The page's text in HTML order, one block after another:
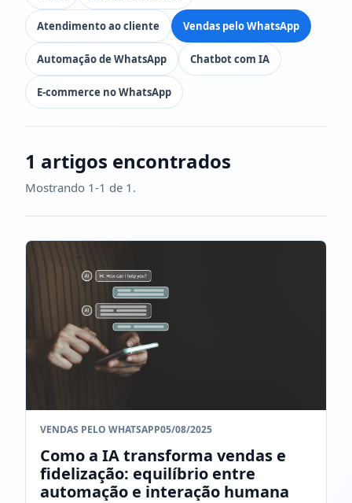
Atendimento ao cliente Vendas pelo WhatsApp
Automação de WhatsApp Chatbot com IA
E-commerce no WhatsApp
1 artigos encontrados
Mostrando 1-1 de 1.
VENDAS PELO WHATSAPP05/08/2025
Como a IA transforma vendas e
fidelização: equilíbrio entre
automação e interação humana